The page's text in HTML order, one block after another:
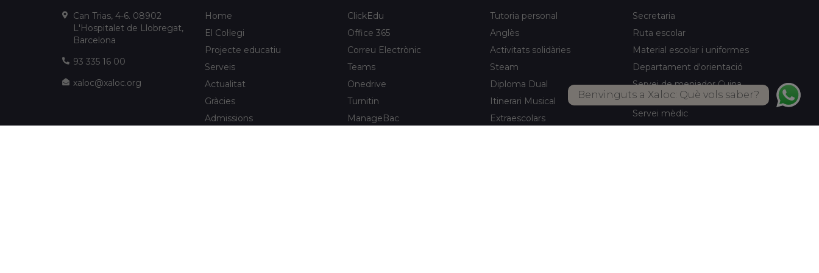
Benvinguts a Xaloc: Què vols saber?
Can Trias, 4-6. 08902
L'Hospitalet de Llobregat,
Barcelona
93 335 16 00
xaloc@xaloc.org
Home
El Col·legi
Projecte educatiu
Serveis
Actualitat
Gràcies
Admissions
ClickEdu
Office 365
Correu Electrònic
Teams
Onedrive
Turnitin
ManageBac
Tutoria personal
Anglès
Activitats solidàries
Steam
Diploma Dual
Itinerari Musical
Extraescolars
Secretaria
Ruta escolar
Material escolar i uniformes
Departament d'orientació
Servei de menjador Cuina
pròpia
Servei mèdic